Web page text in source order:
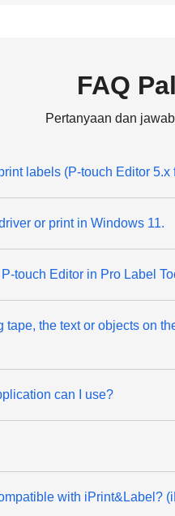
FAQ
Pertanyaan dan
labels (P-touch Editor 5.x
or print in Windows 11.
touch Editor in Pro Label
tape, the text or objects on
can I use?
with iPrint&Label?